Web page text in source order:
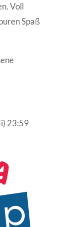
Voll
Spaß
23:59